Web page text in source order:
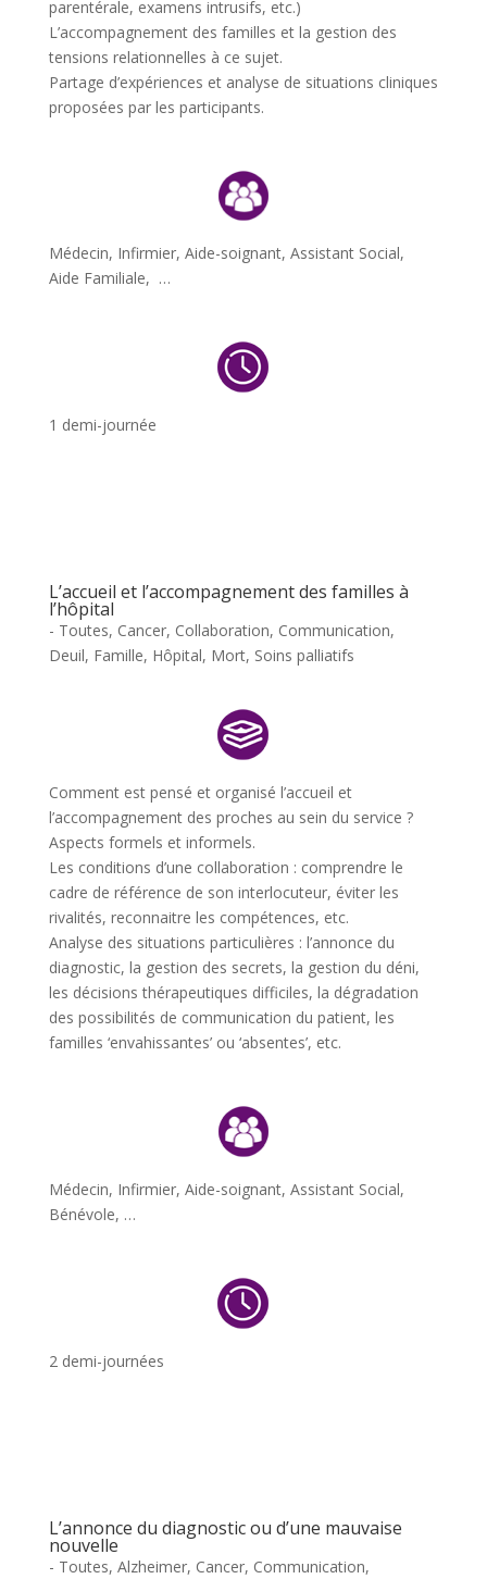
parentérale, examens intrusifs, etc.)
L’accompagnement des familles et la gestion des
tensions relationnelles à ce sujet.
Partage d’expériences et analyse de situations cliniques
proposées par les participants.
Médecin, Infirmier, Aide-soignant, Assistant Social,
Aide Familiale, …
1 demi-journée
L’accueil et l’accompagnement des familles à
l’hôpital
- Toutes, Cancer, Collaboration, Communication,
Deuil, Famille, Hôpital, Mort, Soins palliatifs
Comment est pensé et organisé l’accueil et
l’accompagnement des proches au sein du service ?
Aspects formels et informels.
Les conditions d’une collaboration : comprendre le
cadre de référence de son interlocuteur, éviter les
rivalités, reconnaitre les compétences, etc.
Analyse des situations particulières : l’annonce du
diagnostic, la gestion des secrets, la gestion du déni,
les décisions thérapeutiques difficiles, la dégradation
des possibilités de communication du patient, les
familles ‘envahissantes’ ou ‘absentes’, etc.
Médecin, Infirmier, Aide-soignant, Assistant Social,
Bénévole, …
2 demi-journées
L’annonce du diagnostic ou d’une mauvaise
nouvelle
- Toutes, Alzheimer, Cancer, Communication,